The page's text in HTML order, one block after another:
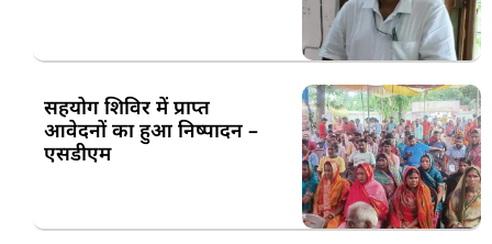
सहयोग शिविर में प्राप्त
आवेदनों का हुआ निष्पादन –
एसडीएम